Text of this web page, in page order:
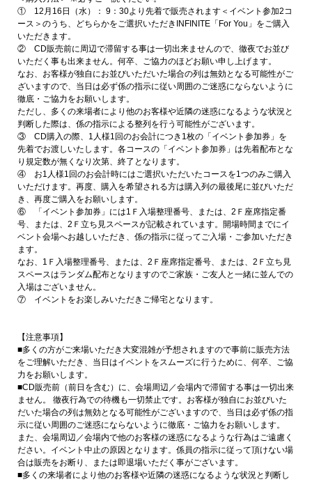
① 12月16日（水）： 9：30より先着で販売されます＜イベント参加2コ
ース＞のうち、どちらかをご選択いただきINFINITE「For You」をご購入
いただきます。
② CD販売前に周辺で滞留する事は一切出来ませんので、徹夜でお並び
いただく事も出来ません。何卒、ご協力のほどお願い申し上げます。
なお、お客様が独自にお並びいただいた場合の列は無効となる可能性がご
ざいますので、当日は必ず係の指示に従い周囲のご迷惑にならないように
徹底・ご協力をお願いします。
ただし、多くの来場者により他のお客様や近隣の迷惑になるような状況と
判断した際は、係の指示による整列を行う可能性がございます。
③ CD購入の際、1人様1回のお会計につき1枚の「イベント参加券」を
先着でお渡しいたします。各コースの「イベント参加券」は先着配布とな
り規定数が無くなり次第、終了となります。
④ お1人様1回のお会計時にはご選択いただいたコースを1つのみご購入
いただけます。再度、購入を希望される方は購入列の最後尾に並びいただ
き、再度ご購入をお願いします。
⑥ 「イベント参加券」には1Ｆ入場整理番号、または、2Ｆ座席指定番
号、または、2Ｆ立ち見スペースが記載されています。開場時間までにイ
ベント会場へお越しいただき、係の指示に従ってご入場・ご参加いただき
ます。
なお、1Ｆ入場整理番号、または、2Ｆ座席指定番号、または、2Ｆ立ち見
スペースはランダム配布となりますのでご家族・ご友人と一緒に並んでの
入場はございません。
⑦ イベントをお楽しみいただきご帰宅となります。
【注意事項】
■多くの方がご来場いただき大変混雑が予想されますので事前に販売方法
をご理解いただき、当日はイベントをスムーズに行うために、何卒、ご協
力をお願いします。
■CD販売前（前日を含む）に、会場周辺／会場内で滞留する事は一切出来
ません。 徹夜行為での待機も一切禁止です。お客様が独自にお並びいた
だいた場合の列は無効となる可能性がございますので、当日は必ず係の指
示に従い周囲のご迷惑にならないように徹底・ご協力をお願いします。
また、会場周辺／会場内で他のお客様の迷惑になるような行為はご遠慮く
ださい。イベント中止の原因となります。係員の指示に従って頂けない場
合は販売をお断り、または即退場いただく事がございます。
■多くの来場者により他のお客様や近隣の迷惑になるような状況と判断し